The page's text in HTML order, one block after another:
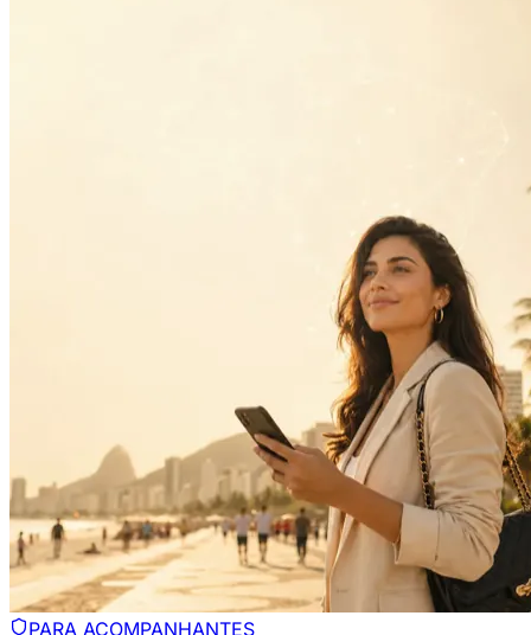
PARA ACOMPANHANTES